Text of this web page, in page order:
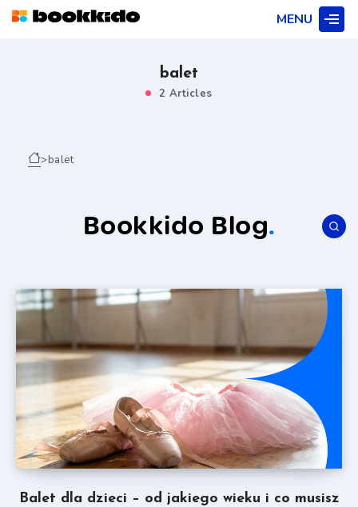
MENU
balet
2 Articles
>balet
Bookkido Blog.
Balet dla dzieci – od jakiego wieku i co musisz